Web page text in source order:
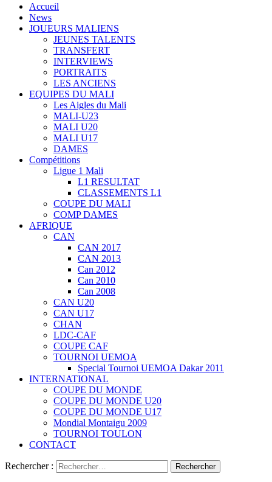
Accueil
News
JOUEURS MALIENS
JEUNES TALENTS
TRANSFERT
INTERVIEWS
PORTRAITS
LES ANCIENS
EQUIPES DU MALI
Les Aigles du Mali
MALI-U23
MALI U20
MALI U17
DAMES
Compétitions
Ligue 1 Mali
L1 RESULTAT
CLASSEMENTS L1
COUPE DU MALI
COMP DAMES
AFRIQUE
CAN
CAN 2017
CAN 2013
Can 2012
Can 2010
Can 2008
CAN U20
CAN U17
CHAN
LDC-CAF
COUPE CAF
TOURNOI UEMOA
Special Tournoi UEMOA Dakar 2011
INTERNATIONAL
COUPE DU MONDE
COUPE DU MONDE U20
COUPE DU MONDE U17
Mondial Montaigu 2009
TOURNOI TOULON
CONTACT
Rechercher :